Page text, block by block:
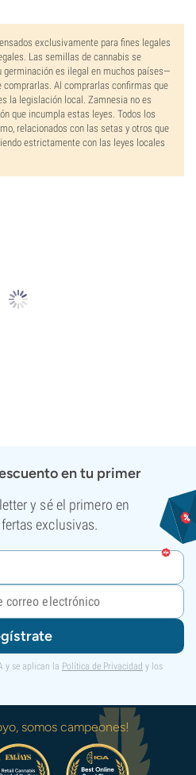
exclusivamente para fines legales
Las semillas de cannabis se
germinación es ilegal en muchos países—
comprarlas. Al comprarlas confirmas que
la legislación local. Zamnesia no es
que incumpla estas leyes. Todos los
relacionados con las setas y otros que
estrictamente con las leyes locales
en tu primer
y sé el primero en
exclusivas.
y se aplican la Política de Privacidad y los
somos campeones!